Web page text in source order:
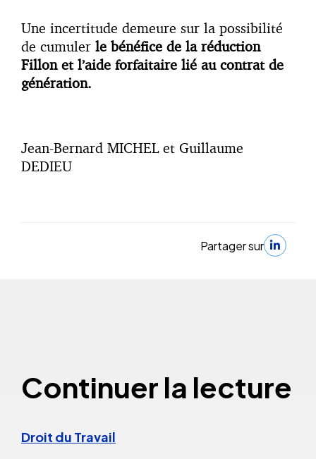
Une incertitude demeure sur la possibilité
de cumuler le bénéfice de la réduction
Fillon et l’aide forfaitaire lié au contrat de
génération.
Jean-Bernard MICHEL et Guillaume
DEDIEU
Partager sur
Continuer la lecture
Droit du Travail